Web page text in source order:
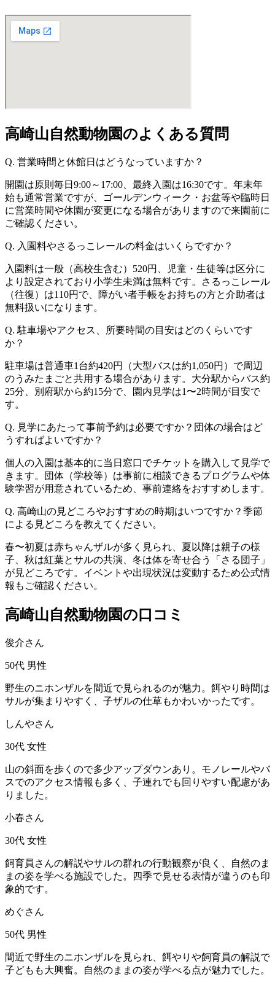
高崎山自然動物園のよくある質問
Q. 営業時間と休館日はどうなっていますか？
開園は原則毎日9:00～17:00、最終入園は16:30です。年末年
始も通常営業ですが、ゴールデンウィーク・お盆等や臨時日
に営業時間や休園が変更になる場合がありますので来園前に
ご確認ください。
Q. 入園料やさるっこレールの料金はいくらですか？
入園料は一般（高校生含む）520円、児童・生徒等は区分に
より設定されており小学生未満は無料です。さるっこレール
（往復）は110円で、障がい者手帳をお持ちの方と介助者は
無料扱いになります。
Q. 駐車場やアクセス、所要時間の目安はどのくらいです
か？
駐車場は普通車1台約420円（大型バスは約1,050円）で周辺
のうみたまごと共用する場合があります。大分駅からバス約
25分、別府駅から約15分で、園内見学は1〜2時間が目安で
す。
Q. 見学にあたって事前予約は必要ですか？団体の場合はど
うすればよいですか？
個人の入園は基本的に当日窓口でチケットを購入して見学で
きます。団体（学校等）は事前に相談できるプログラムや体
験学習が用意されているため、事前連絡をおすすめします。
Q. 高崎山の見どころやおすすめの時期はいつですか？季節
による見どころを教えてください。
春〜初夏は赤ちゃんザルが多く見られ、夏以降は親子の様
子、秋は紅葉とサルの共演、冬は体を寄せ合う「さる団子」
が見どころです。イベントや出現状況は変動するため公式情
報もご確認ください。
高崎山自然動物園の口コミ
俊介さん
50代 男性
野生のニホンザルを間近で見られるのが魅力。餌やり時間は
サルが集まりやすく、子ザルの仕草もかわいかったです。
しんやさん
30代 女性
山の斜面を歩くので多少アップダウンあり。モノレールやバ
スでのアクセス情報も多く、子連れでも回りやすい配慮があ
りました。
小春さん
30代 女性
飼育員さんの解説やサルの群れの行動観察が良く、自然のま
まの姿を学べる施設でした。四季で見せる表情が違うのも印
象的です。
めぐさん
50代 男性
間近で野生のニホンザルを見られ、餌やりや飼育員の解説で
子どもも大興奮。自然のままの姿が学べる点が魅力でした。